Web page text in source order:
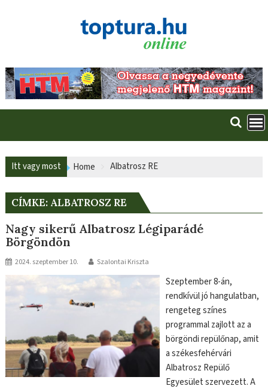
Itt vagy most Home Albatrosz RE
CÍMKE: ALBATROSZ RE
Nagy sikerű Albatrosz Légiparádé
Börgöndön
2024. szeptember 10. Szalontai Kriszta
Szeptember 8-án,
rendkívül jó hangulatban,
rengeteg színes
programmal zajlott az a
börgöndi repülőnap, amit
a székesfehérvári
Albatrosz Repülő
Egyesület szervezett. A